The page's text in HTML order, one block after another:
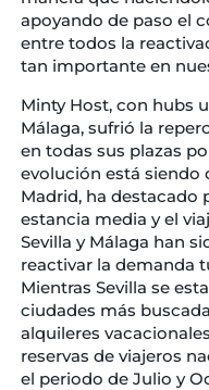
apoyando de paso el
entre todos la
tan importante en
Minty Host, con hubs
Málaga, sufrió la
en todas sus plazas
evolución está siendo
Madrid, ha destacado
estancia media y el
Sevilla y Málaga han
reactivar la demanda
Mientras Sevilla se
ciudades más
alquileres
reservas de viajeros
el periodo de Julio y